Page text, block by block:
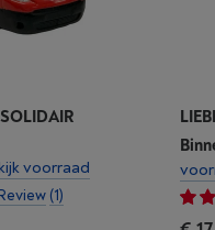
voorraad
(1)